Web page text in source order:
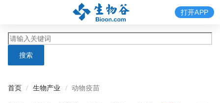
搜索
打开APP
首页 生物产业 动物疫苗